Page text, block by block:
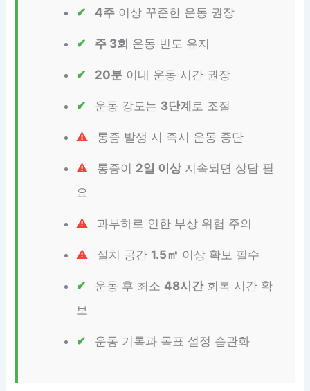
4주 이상 꾸준한 운동 권장
주 3회 운동 빈도 유지
20분 이내 운동 시간 권장
운동 강도는 3단계 로 조절
통증 발생 시 즉시 운동 중단
통증이 2일 이상지속되면 상담 필
요
과부하로 인한 부상 위험 주의
설치 공간 1.5㎡ 이상 확보 필수
운동 후 최소 48시간회복 시간 확
보
운동 기록과 목표 설정 습관화